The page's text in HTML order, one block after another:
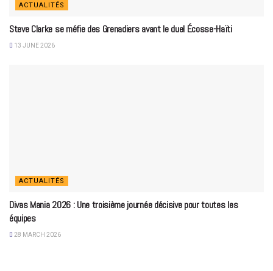
ACTUALITÉS
Steve Clarke se méfie des Grenadiers avant le duel Écosse-Haïti
13 JUNE 2026
ACTUALITÉS
Divas Mania 2026 : Une troisième journée décisive pour toutes les
équipes
28 MARCH 2026